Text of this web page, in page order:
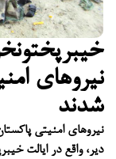
شدند
نیروهای امنیتی